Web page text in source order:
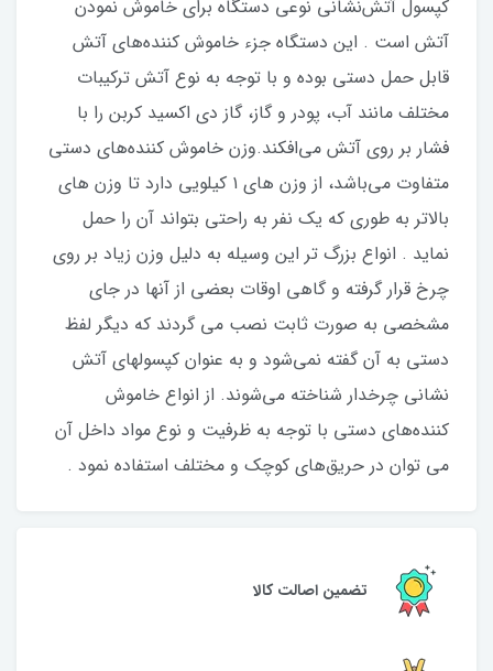
کپسول آتش‌نشانی نوعی دستگاه برای خاموش نمودن
آتش است . این دستگاه جزء خاموش کننده‌های آتش
قابل حمل دستی بوده و با توجه به نوع آتش ترکیبات
مختلف مانند آب، پودر و گاز، گاز دی اکسید کربن را با
فشار بر روی آتش می‌افکند.وزن خاموش کننده‌های دستی
متفاوت می‌باشد، از وزن های ۱ کیلویی دارد تا وزن های
بالاتر به طوری که یک نفر به راحتی بتواند آن را حمل
نماید . انواع بزرگ تر این وسیله به دلیل وزن زیاد بر روی
چرخ قرار گرفته و گاهی اوقات بعضی از آنها در جای
مشخصی به صورت ثابت نصب می گردند که دیگر لفظ
دستی به آن گفته نمی‌شود و به عنوان کپسولهای آتش
نشانی چرخدار شناخته می‌شوند. از انواع خاموش
کننده‌های دستی با توجه به ظرفیت و نوع مواد داخل آن
می توان در حریق‌های کوچک و مختلف استفاده نمود .
تضمین اصالت کالا